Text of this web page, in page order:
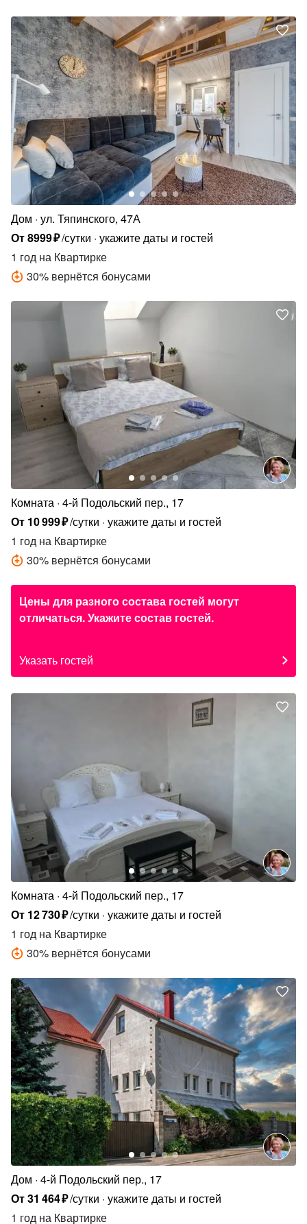
Дом ул. Тяпинского, 47А
От8999₽/сутки укажите даты и гостей
1 год на Квартирке
30% вернётся бонусами
Комната 4-й Подольский пер., 17
От 10999₽/сутки укажите даты и гостей
1 год на Квартирке
30% вернётся бонусами
Цены для разного состава гостей могут
отличаться. Укажите состав гостей.
Указать гостей
Комната 4-й Подольский пер., 17
От 12730₽/сутки укажите даты и гостей
1 год на Квартирке
30% вернётся бонусами
Дом 4-й Подольский пер., 17
От31 464₽/сутки укажите даты и гостей
1 год на Квартирке